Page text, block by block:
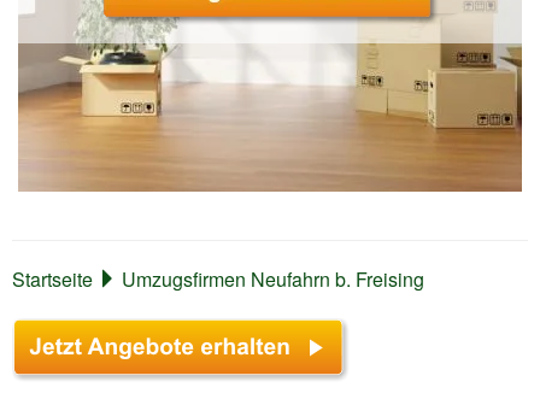
Startseite Umzugsfirmen Neufahrn b. Freising